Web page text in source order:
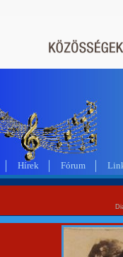
Hírek Fórum